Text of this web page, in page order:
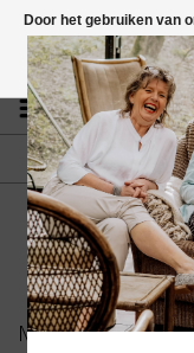
GRATIS
Vanaf € 75,-
Merken
Door het gebruiken van
cookies om onze